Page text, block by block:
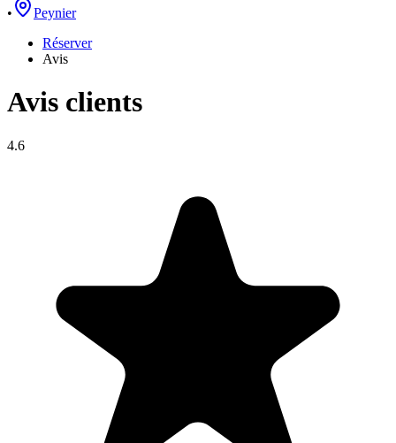
•
Peynier
Réserver
Avis
Avis clients
4.6